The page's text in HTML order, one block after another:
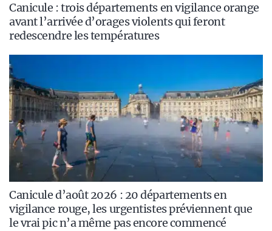
Canicule : trois départements en vigilance orange
avant l’arrivée d’orages violents qui feront
redescendre les températures
Canicule d’août 2026 : 20 départements en
vigilance rouge, les urgentistes préviennent que
le vrai pic n’a même pas encore commencé